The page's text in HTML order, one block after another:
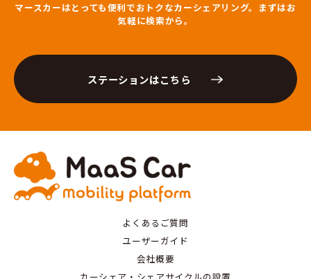
マースカーはとっても便利でおトクなカーシェアリング。まずはお
気軽に検索から。
ステーションはこちら
よくあるご質問
ユーザーガイド
会社概要